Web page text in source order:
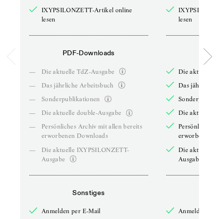
IXYPSILONZETT-Artikel online
lesen
PDF-Downloads
—
Die aktuelle TdZ-Ausgabe
—
Das jährliche Arbeitsbuch
—
Sonderpublikationen
—
Die aktuelle double-Ausgabe
—
Persönliches Archiv mit allen bereits
erworbenen Downloads
—
Die aktuelle IXYPSILONZETT-
Ausgabe
Sonstiges
Anmelden per E-Mail
lesen
Die aktuelle
Das jährliche
Die aktuelle
Persönliches
erworbenen
Die aktuelle
Ausgabe
Anmelden